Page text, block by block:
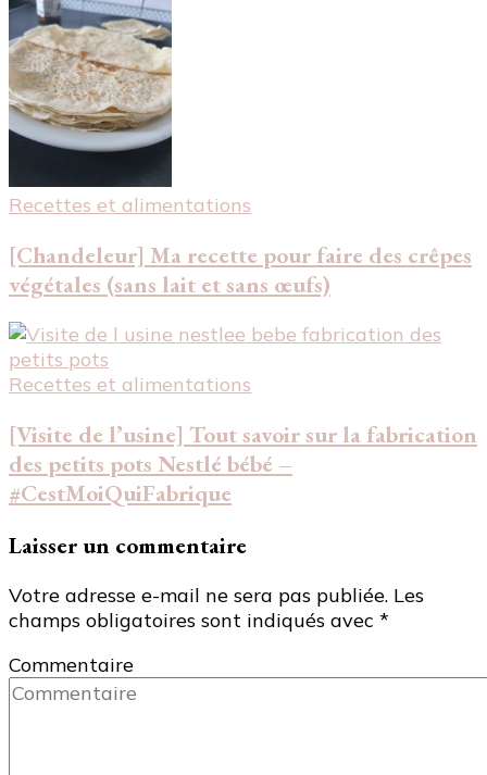
Recettes et alimentations
[Chandeleur] Ma recette pour faire des crêpes
végétales (sans lait et sans œufs)
Recettes et alimentations
[Visite de l’usine] Tout savoir sur la fabrication
des petits pots Nestlé bébé –
#CestMoiQuiFabrique
Laisser un commentaire
Votre adresse e-mail ne sera pas publiée. Les
champs obligatoires sont indiqués avec *
Commentaire